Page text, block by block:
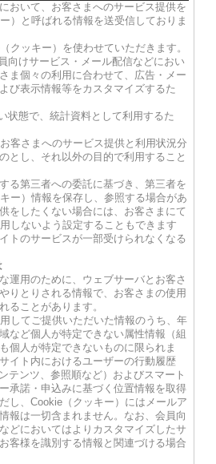
おいて、お客さまへのサービス提供を
）と呼ばれる情報を送受信しておりま
クッキー）を使わせていただきます。
向けサービス・メール配信などにおい
ま個々の利用に合わせて、広告・メー
び表示情報等をカスタマイズするた
状態で、統計資料として利用するた
客さまへのサービス提供と利用状況分
とし、それ以外の目的で利用すること
る第三者への委託に基づき、第三者を
ー）情報を保存し、参照する場合があ
をしたくない場合には、お客さまにて
しないよう設定することもできます
トのサービスが一部受けられなくなる
運用のために、ウェブサーバとお客さ
りとりされる情報で、お客さまの使用
ることがあります。
してご提供いただいた情報のうち、年
など個人が特定できない属性情報（組
個人が特定できないものに限られま
イト内におけるユーザーの行動履歴
テンツ、参照順など）およびスマート
承諾・申込みに基づく位置情報を取得
し、Cookie（クッキー）にはメールア
報は一切含まれません。なお、会員向
どにおいてはよりカスタマイズしたサ
客様を識別する情報と関連づける場合